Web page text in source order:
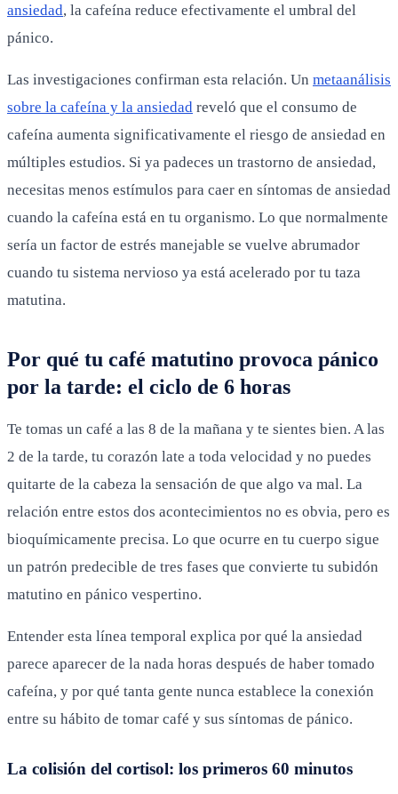
ansiedad, la cafeína reduce efectivamente el umbral del
pánico.
Las investigaciones confirman esta relación. Un metaanálisis
sobre la cafeína y la ansiedad reveló que el consumo de
cafeína aumenta significativamente el riesgo de ansiedad en
múltiples estudios. Si ya padeces un trastorno de ansiedad,
necesitas menos estímulos para caer en síntomas de ansiedad
cuando la cafeína está en tu organismo. Lo que normalmente
sería un factor de estrés manejable se vuelve abrumador
cuando tu sistema nervioso ya está acelerado por tu taza
matutina.
Por qué tu café matutino provoca pánico
por la tarde: el ciclo de 6 horas
Te tomas un café a las 8 de la mañana y te sientes bien. A las
2 de la tarde, tu corazón late a toda velocidad y no puedes
quitarte de la cabeza la sensación de que algo va mal. La
relación entre estos dos acontecimientos no es obvia, pero es
bioquímicamente precisa. Lo que ocurre en tu cuerpo sigue
un patrón predecible de tres fases que convierte tu subidón
matutino en pánico vespertino.
Entender esta línea temporal explica por qué la ansiedad
parece aparecer de la nada horas después de haber tomado
cafeína, y por qué tanta gente nunca establece la conexión
entre su hábito de tomar café y sus síntomas de pánico.
La colisión del cortisol: los primeros 60 minutos